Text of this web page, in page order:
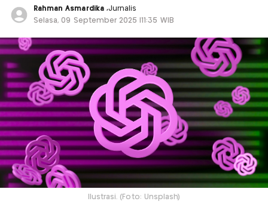
Rahman Asmardika ,Jurnalis
Selasa, 09 September 2025 |11:35 WIB
Ilustrasi. (Foto: Unsplash)